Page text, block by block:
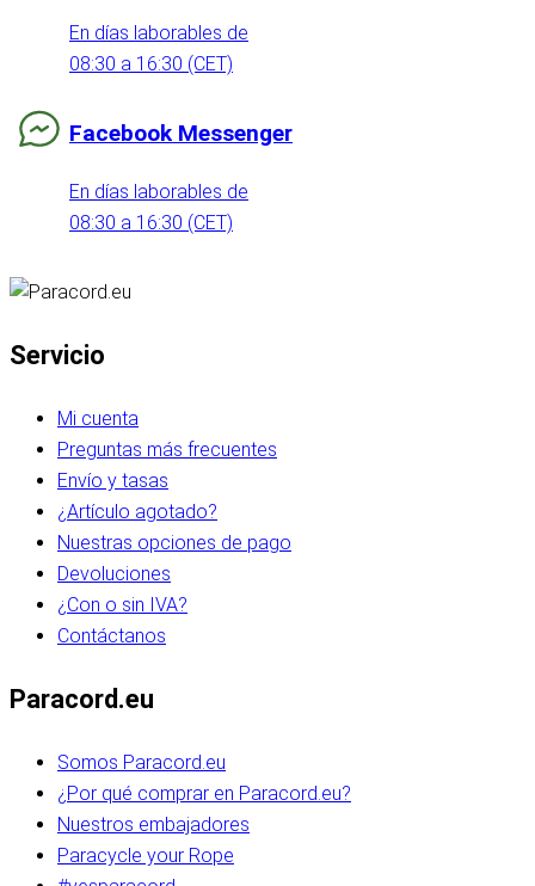
En días laborables de
08:30 a 16:30 (CET)
Facebook Messenger
En días laborables de
08:30 a 16:30 (CET)
Servicio
Mi cuenta
Preguntas más frecuentes
Envío y tasas
¿Artículo agotado?
Nuestras opciones de pago
Devoluciones
¿Con o sin IVA?
Contáctanos
Paracord.eu
Somos Paracord.eu
¿Por qué comprar en Paracord.eu?
Nuestros embajadores
Paracycle your Rope